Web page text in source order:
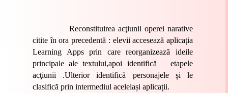
Reconstituirea acţiunii operei narative
citite în ora precedentă : elevii accesează aplicația
Learning Apps prin care reorganizează ideile
principale ale textului,apoi identifică etapele
acţiunii .Ulterior identifică personajele și le
clasifică prin intermediul aceleiași aplicații.